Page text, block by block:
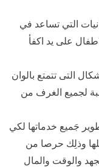
التي تساعد في
على يد اكفأ
التى تتمتع بالوان
لجميع الغرف من
جَميع خدماتها لكي
وذلِك حرصا من
والوقت والمال